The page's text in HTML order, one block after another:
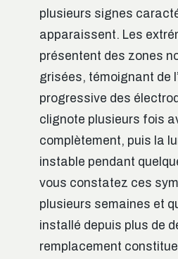
plusieurs signes
apparaissent. Les
présentent des zones
grisées, témoignant de
progressive des
clignote plusieurs fois
complètement, puis la
instable pendant
vous constatez ces
plusieurs semaines et
installé depuis plus de
remplacement